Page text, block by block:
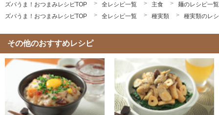
ズバうま！おつまみレシピTOP 全レシピ一覧 主食
麺のレシピ一覧
ズバうま！おつまみレシピTOP
全レシピ一覧 種実類 種実類のレ
その他のおすすめレシピ